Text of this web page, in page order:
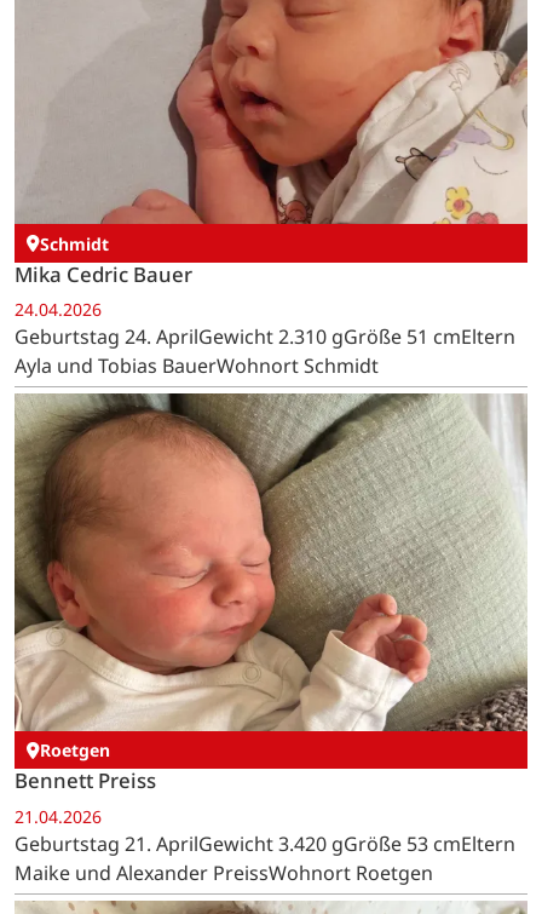
Schmidt
Mika Cedric Bauer
24.04.2026
Geburtstag 24. AprilGewicht 2.310 gGröße 51 cmEltern
Ayla und Tobias BauerWohnort Schmidt
Roetgen
Bennett Preiss
21.04.2026
Geburtstag 21. AprilGewicht 3.420 gGröße 53 cmEltern
Maike und Alexander PreissWohnort Roetgen